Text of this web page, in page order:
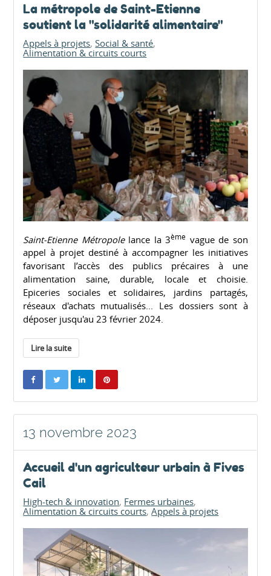
La métropole de Saint-Etienne
soutient la "solidarité alimentaire"
Appels à projets Social & santé
Alimentation & circuits courts
Saint-Etienne Métropolelance la 3ème vague de son
appel à projet destiné à accompagner les initiatives
favorisant l’accès des publics précaires à une
alimentation saine, durable, locale et choisie.
Epiceries sociales et solidaires, jardins partagés,
réseaux d'achats mutualisés... Les dossiers sont à
déposer jusqu'au 23 février 2024.
Lire la suite
13 novembre 2023
Accueil d'un agriculteur urbain à Fives
Cail
High-tech & innovation Fermes urbaines
Alimentation & circuits courts Appels à projets